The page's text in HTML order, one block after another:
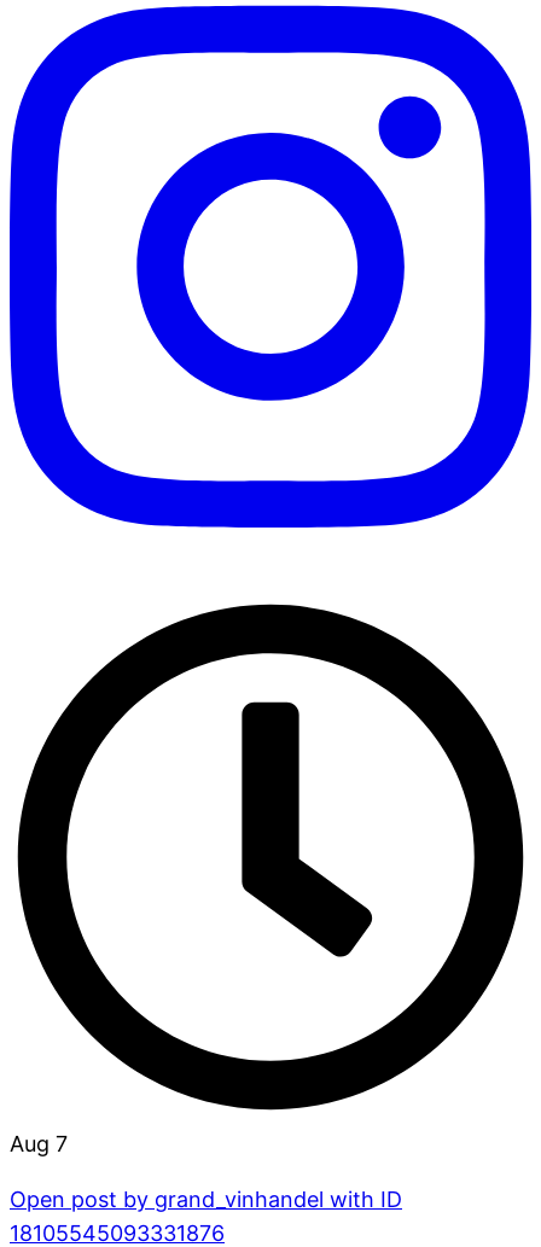
Aug 7
Open post by grand_vinhandel with ID
18105545093331876